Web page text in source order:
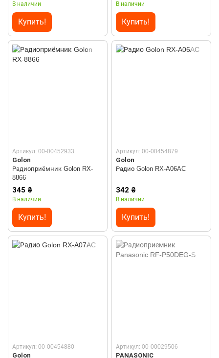
В наличии
Купить!
В наличии
Купить!
Артикул: 00-00452933
Golon
Радиоприёмник Golon RX-
8866
345 ₴
В наличии
Купить!
Артикул: 00-00454879
Golon
Радио Golon RX-A06AC
342 ₴
В наличии
Купить!
Артикул: 00-00454880
Golon
Артикул: 00-00029506
PANASONIC